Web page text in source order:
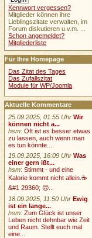
Kennwort vergessen?
Mitglieder können ihre
Lieblingszitate verwalten, im
Forum diskutieren u.v.m. ...
Schon angemeldet?
Mitgliederliste
Für Ihre Homepage
Das Zitat des Tages
Das Zufallszitat
Module für WP/Joomla
Aktuelle Kommentare
25.09.2025, 01:55 Uhr Wir
können nicht a...
hsm:Oft ist es besser etwas
zu lassen, auch wenn man
es tun könnte....
19.09.2025, 16:09 Uhr Was
einer gern ißt...
hsm:Stimmt - und eine
Kalorie kommt nicht allein.☕
&#1 29360; 🙃...
18.09.2025, 11:50 Uhr Ewig
ist ein lange...
hsm:Zum Glück ist unser
Leben nicht dehnbar wie Zeit
und Raum. Stellt euch mal
eine...